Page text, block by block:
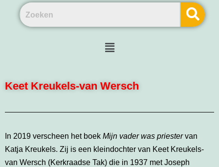
Keet Kreukels-van Wersch
In 2019 verscheen het boek Mijn vader was priestervan
Katja Kreukels. Zij is een kleindochter van Keet Kreukels-
van Wersch (Kerkraadse Tak) die in 1937 met Joseph